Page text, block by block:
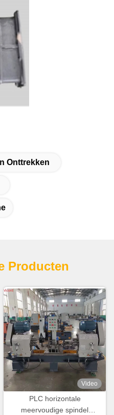
Onttrekken
Producten
Video
PLC horizontale
meervoudige spindel